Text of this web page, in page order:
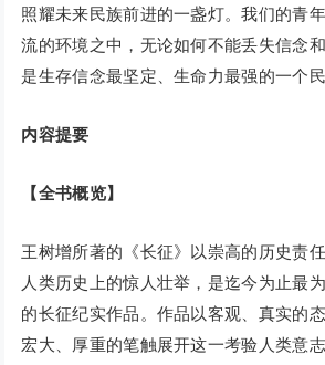
照耀未来民族前进的一盏灯。我们的青
流的环境之中，无论如何不能丢失信念
是生存信念最坚定、生命力最强的一个
内容提要
【全书概览】
王树增所著的《长征》以崇高的历史责
人类历史上的惊人壮举，是迄今为止最
的长征纪实作品。作品以客观、真实的
宏大、厚重的笔触展开这一考验人类意